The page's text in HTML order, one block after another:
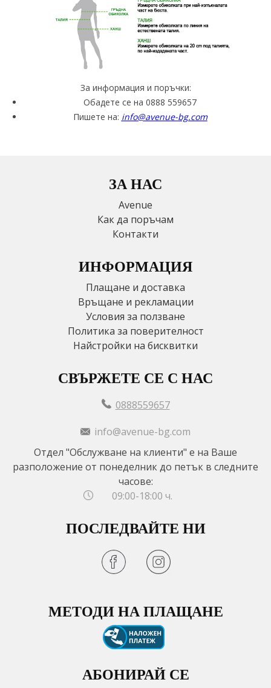
За информация и поръчки:
Обадете се на 0888 559657
Пишете на: info@avenue-bg.com
ЗА НАС
Avenue
Как да поръчам
Контакти
ИНФОРМАЦИЯ
Плащане и доставка
Връщане и рекламации
Условия за ползване
Политика за поверителност
Найстройки на бисквитки
СВЪРЖЕТЕ СЕ С НАС
0888559657
info@avenue-bg.com
Отдел "Обслужване на клиенти" е на Ваше
разположение от понеделник до петък в следните
часове:
09:00-18:00 ч.
ПОСЛЕДВАЙТЕ НИ
МЕТОДИ НА ПЛАЩАНЕ
АБОНИРАЙ СЕ